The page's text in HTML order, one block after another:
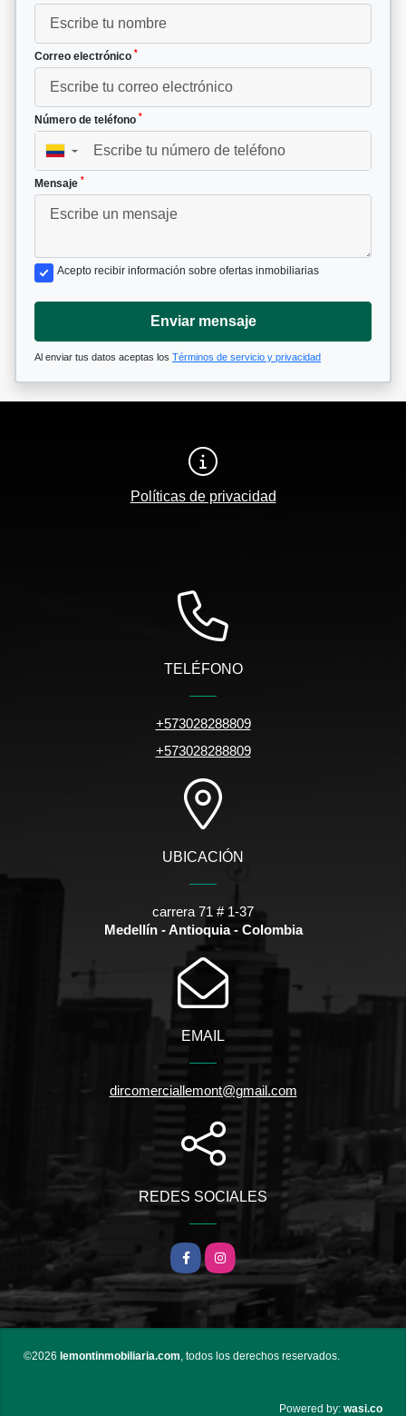
Correo electrónico *
Número de teléfono *
▼
Mensaje *
Acepto recibir información sobre ofertas inmobiliarias
Enviar mensaje
Al enviar tus datos aceptas los Términos de servicio y privacidad
Políticas de privacidad
TELÉFONO
+573028288809
+573028288809
UBICACIÓN
carrera 71 # 1-37
Medellín - Antioquia - Colombia
EMAIL
dircomerciallemont@gmail.com
REDES SOCIALES
Facebook
Instagram
©2026 lemontinmobiliaria.com , todos los derechos reservados.
Powered by: wasi.co